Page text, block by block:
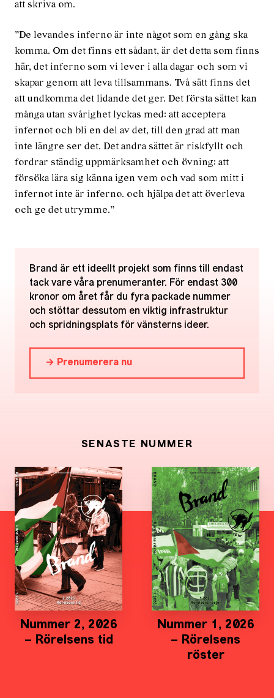
att skriva om.
”De levandes inferno är inte något som en gång ska
komma. Om det finns ett sådant, är det detta som finns
här, det inferno som vi lever i alla dagar och som vi
skapar genom att leva tillsammans. Två sätt finns det
att undkomma det lidande det ger. Det första sättet kan
många utan svårighet lyckas med: att acceptera
infernot och bli en del av det, till den grad att man
inte längre ser det. Det andra sättet är riskfyllt och
fordrar ständig uppmärksamhet och övning: att
försöka lära sig känna igen vem och vad som mitt i
infernot inte är inferno. och hjälpa det att överleva
och ge det utrymme.”
Brand är ett ideellt projekt som finns till endast
tack vare våra prenumeranter. För endast 300
kronor om året får du fyra packade nummer
och stöttar dessutom en viktig infrastruktur
och spridningsplats för vänsterns ideer.
→ Prenumerera nu
SENASTE NUMMER
Nummer 2, 2026
– Rörelsens tid
Nummer 1, 2026
– Rörelsens
röster